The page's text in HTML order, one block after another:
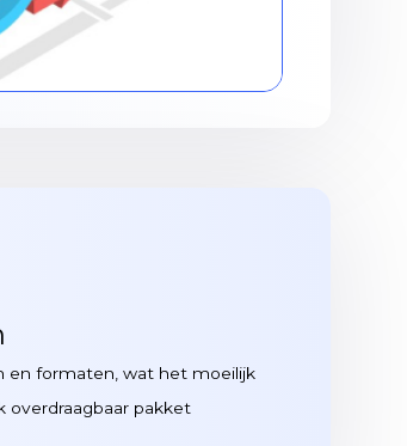
en formaten, wat het moeilijk
pakket